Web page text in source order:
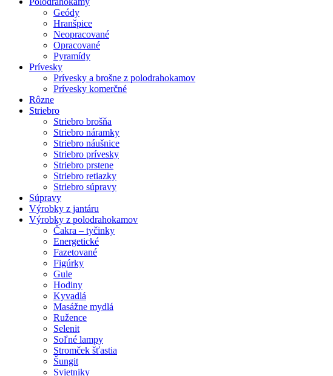
Geódy
Hranšpice
Neopracované
Opracované
Pyramídy
Prívesky
Prívesky a brošne z polodrahokamov
Prívesky komerčné
Rôzne
Striebro
Striebro brošňa
Striebro náramky
Striebro náušnice
Striebro prívesky
Striebro prstene
Striebro retiazky
Striebro súpravy
Súpravy
Výrobky z jantáru
Výrobky z polodrahokamov
Čakra – tyčinky
Energetické
Fazetované
Figúrky
Gule
Hodiny
Kyvadlá
Masážne mydlá
Ružence
Selenit
Soľné lampy
Stromček šťastia
Šungit
Svietniky